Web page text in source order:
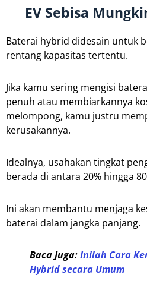
EV Sebisa
Baterai hybrid didesain untuk
rentang kapasitas tertentu.
Jika kamu sering mengisi
penuh atau membiarkannya
melompong, kamu justru
kerusakannya.
Idealnya, usahakan tingkat
berada di antara 20% hingga
Ini akan membantu menjaga
baterai dalam jangka panjang.
Baca Juga:Inilah Cara
Hybrid secara Umum